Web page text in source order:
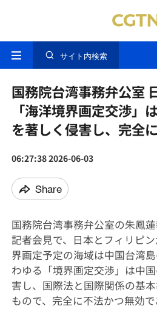
サイト内検索
国務院台湾事務弁公室
「海洋境界画定交渉」
を著しく侵害し、完全
06:27:38 2026-06-03
Share
国務院台湾事務弁公室の朱鳳
記者会見で、日本とフィリピ
界画定予定の海域は中国台湾
わゆる「境界画定交渉」は中
害し、国際法と国際関係の基
もので、完全に不法かつ無効で